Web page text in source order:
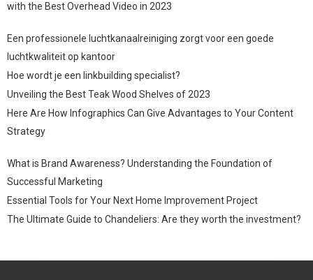
with the Best Overhead Video in 2023
Een professionele luchtkanaalreiniging zorgt voor een goede
luchtkwaliteit op kantoor
Hoe wordt je een linkbuilding specialist?
Unveiling the Best Teak Wood Shelves of 2023
Here Are How Infographics Can Give Advantages to Your Content
Strategy
What is Brand Awareness? Understanding the Foundation of
Successful Marketing
Essential Tools for Your Next Home Improvement Project
The Ultimate Guide to Chandeliers: Are they worth the investment?